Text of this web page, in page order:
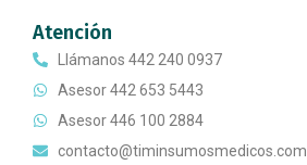
Atención
Llámanos 442 240 0937
Asesor 442 653 5443
Asesor 446 100 2884
contacto@timinsumosmedicos.com